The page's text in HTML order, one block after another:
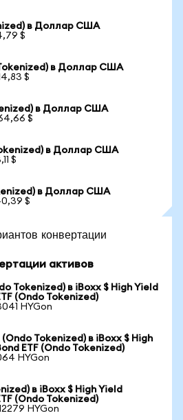
в Доллар США
$
в Доллар США
$
в Доллар США
$
в Доллар США
$
в Доллар США
$
конвертации
активов
Tokenized) в iBoxx $ High Yield
(Ondo Tokenized)
HYGon
Tokenized) в iBoxx $ High
ETF (Ondo Tokenized)
HYGon
в iBoxx $ High Yield
(Ondo Tokenized)
HYGon